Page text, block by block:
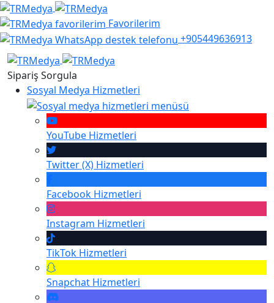
Favorilerim
+905449636913
Sipariş Sorgula
Sosyal Medya Hizmetleri
YouTube Hizmetleri
Twitter (X) Hizmetleri
Facebook Hizmetleri
Instagram Hizmetleri
TikTok Hizmetleri
Snapchat Hizmetleri